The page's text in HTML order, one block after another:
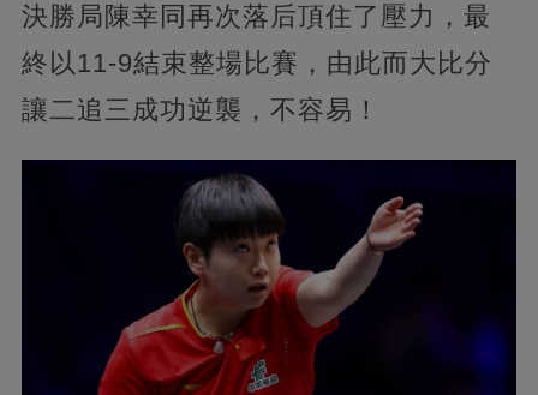
決勝局陳幸同再次落后頂住了壓力，最
終以11-9結束整場比賽，由此而大比分
讓二追三成功逆襲，不容易！